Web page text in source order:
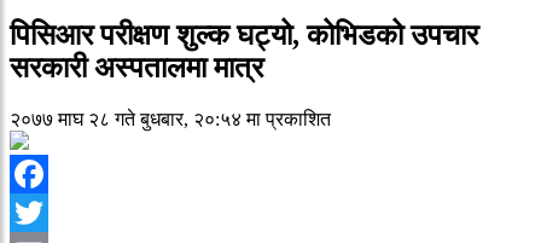
पिसिआर परीक्षण शुल्क घट्यो, कोभिडको उपचार
सरकारी अस्पतालमा मात्र
२०७७ माघ २८ गते बुधबार, २०:५४ मा प्रकाशित
Facebook